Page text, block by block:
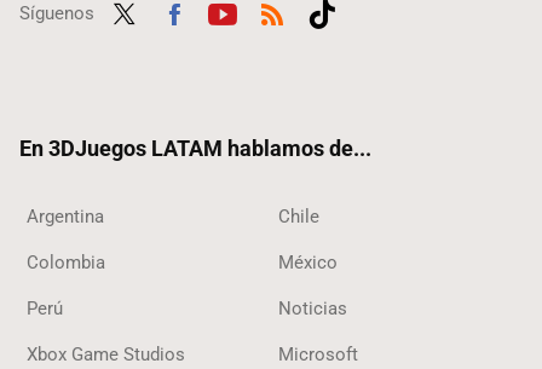
Síguenos
En 3DJuegos LATAM hablamos de...
Argentina Chile
Colombia México
Perú Noticias
Xbox Game Studios Microsoft